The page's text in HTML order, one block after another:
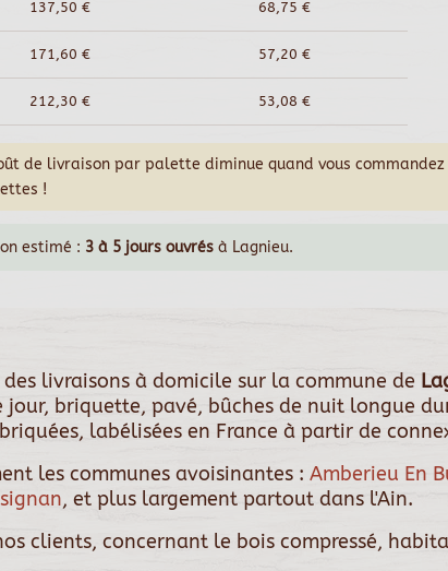
137,50 € 68,75 €
171,60 € 57,20 €
212,30 € 53,08 €
de livraison par palette diminue quand vous
!
estimé : 3 à 5 jours ouvrés à Lagnieu.
des livraisons à domicile sur la commune de
jour, briquette, pavé, bûches de nuit longue
labélisées en France à partir de
les communes avoisinantes : Amberieu En
, et plus largement partout dans l'Ain.
clients, concernant le bois compressé,